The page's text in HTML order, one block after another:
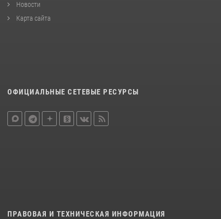
Новости
Карта сайта
ОФИЦИАЛЬНЫЕ СЕТЕВЫЕ РЕСУРСЫ
ПРАВОВАЯ И ТЕХНИЧЕСКАЯ ИНФОРМАЦИЯ